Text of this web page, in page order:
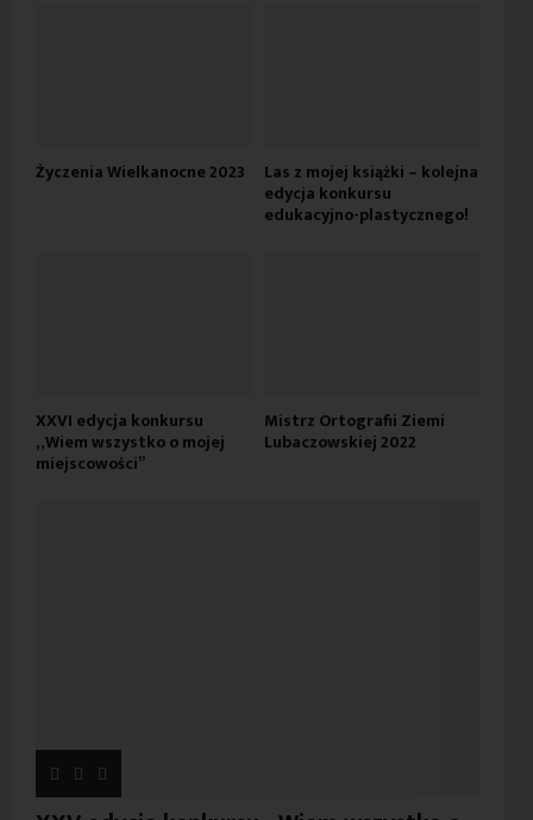
Życzenia Wielkanocne 2023 Las z mojej książki – kolejna
edycja konkursu
edukacyjno-plastycznego!
XXVI edycja konkursu
„Wiem wszystko o mojej
miejscowości”
Mistrz Ortografii Ziemi
Lubaczowskiej 2022